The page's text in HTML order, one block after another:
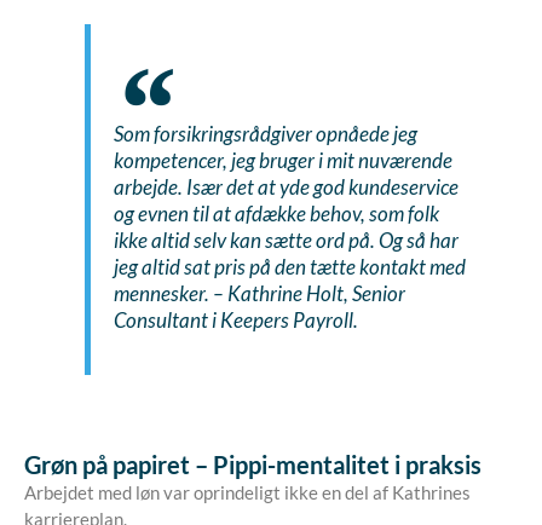
Som forsikringsrådgiver opnåede jeg
kompetencer, jeg bruger i mit nuværende
arbejde. Især det at yde god kundeservice
og evnen til at afdække behov, som folk
ikke altid selv kan sætte ord på. Og så har
jeg altid sat pris på den tætte kontakt med
mennesker. – Kathrine Holt, Senior
Consultant i Keepers Payroll.
Grøn på papiret – Pippi-mentalitet i praksis
Arbejdet med løn var oprindeligt ikke en del af Kathrines
karriereplan.